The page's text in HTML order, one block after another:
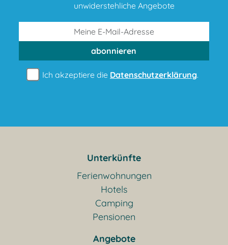
unwiderstehliche Angebote
abonnieren
Ich akzeptiere die Datenschutzerklärung.
Unterkünfte
Ferienwohnungen
Hotels
Camping
Pensionen
Angebote